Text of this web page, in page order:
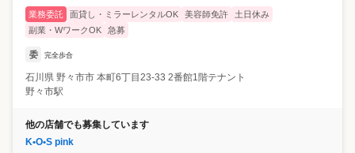
業務委託 面貸し・ミラーレンタルOK 美容師免許
土日休み
副業・WワークOK
急募
委 完全歩合
石川県 野々市市 本町6丁目23-33 2番館1階テナント
野々市駅
他の店舗でも募集しています
K•O•S pink